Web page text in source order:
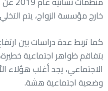
خارج مؤسسة الزواج، يتم التخلي عن
كما تربط عدة دراسات بين
بتفاقم ظواهر اجتماعية
الاجتماعي، يجد أغلب هؤلاء
وضعية اجتماعية هشة.